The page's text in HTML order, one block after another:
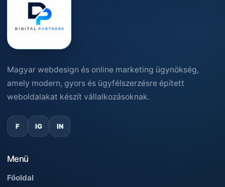
Magyar webdesign és online marketing ügynökség,
amely modern, gyors és ügyfélszerzésre épített
weboldalakat készít vállalkozásoknak.
F IG IN
Menü
Főoldal